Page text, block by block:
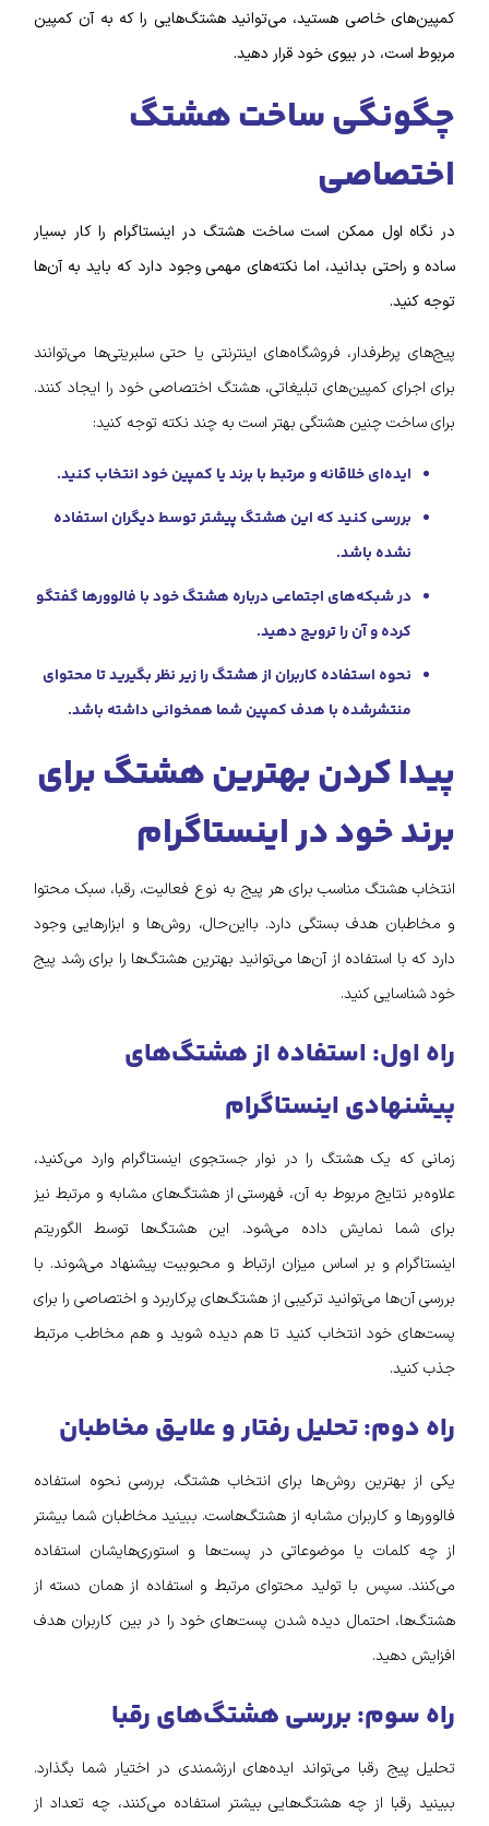
کمپین‌های خاصی هستید، می‌توانید هشتگ‌‌هایی را که به آن کمپین
مربوط است، در بیوی خود قرار دهید.
چگونگی ساخت هشتگ
اختصاصی
در نگاه اول ممکن است ساخت هشتگ در اینستاگرام را کار بسیار
ساده و راحتی بدانید، اما نکته‌های مهمی وجود دارد که باید به آن‌ها
توجه کنید.
پیج‌های پرطرفدار، فروشگاه‌های اینترنتی یا حتی سلبریتی‌ها می‌توانند
برای اجرای کمپین‌های تبلیغاتی، هشتگ اختصاصی خود را ایجاد کنند.
برای ساخت چنین هشتگی بهتر است به چند نکته توجه کنید:
ایده‌ای خلاقانه و مرتبط با برند یا کمپین خود انتخاب کنید.
بررسی کنید که این هشتگ پیشتر توسط دیگران استفاده
نشده باشد.
در شبکه‌های اجتماعی درباره هشتگ خود با فالوورها گفتگو
کرده و آن را ترویج دهید.
نحوه استفاده کاربران از هشتگ را زیر نظر بگیرید تا محتوای
منتشرشده با هدف کمپین شما همخوانی داشته باشد.
پیدا کردن بهترین هشتگ‌ برای
برند خود در اینستاگرام
انتخاب هشتگ مناسب برای هر پیج به نوع فعالیت، رقبا، سبک محتوا
و مخاطبان هدف بستگی دارد. بااین‌حال، روش‌ها و ابزارهایی وجود
دارد که با استفاده از آن‌ها می‌توانید بهترین هشتگ‌ها را برای رشد پیج
خود شناسایی کنید.
راه اول: استفاده از هشتگ‌های
پیشنهادی اینستاگرام
زمانی که یک هشتگ را در نوار جستجوی اینستاگرام وارد می‌کنید،
علاوه‌بر نتایج مربوط به آن، فهرستی از هشتگ‌های مشابه و مرتبط نیز
برای شما نمایش داده می‌شود. این هشتگ‌ها توسط الگوریتم
اینستاگرام و بر اساس میزان ارتباط و محبوبیت پیشنهاد می‌شوند. با
بررسی آن‌ها می‌توانید ترکیبی از هشتگ‌های پرکاربرد و اختصاصی را برای
پست‌های خود انتخاب کنید تا هم دیده شوید و هم مخاطب مرتبط
جذب کنید.
راه دوم: تحلیل رفتار و علایق مخاطبان
یکی از بهترین روش‌ها برای انتخاب هشتگ، بررسی نحوه استفاده
فالوورها و کاربران مشابه از هشتگ‌هاست. ببینید مخاطبان شما بیشتر
از چه کلمات یا موضوعاتی در پست‌ها و استوری‌هایشان استفاده
می‌کنند. سپس با تولید محتوای مرتبط و استفاده از همان دسته از
هشتگ‌ها، احتمال دیده شدن پست‌های خود را در بین کاربران هدف
افزایش دهید.
راه سوم: بررسی هشتگ‌های رقبا
تحلیل پیج رقبا می‌تواند ایده‌های ارزشمندی در اختیار شما بگذارد.
ببینید رقبا از چه هشتگ‌هایی بیشتر استفاده می‌کنند، چه تعداد از